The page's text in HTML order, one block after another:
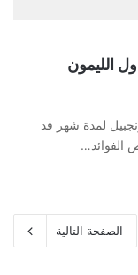
الليمون
لمدة شهر قد
الفوائد…
الصفحة التالية